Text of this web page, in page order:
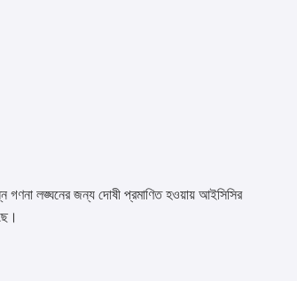
গণনা লঙ্ঘনের জন্য দোষী প্রমাণিত হওয়ায় আইসিসির